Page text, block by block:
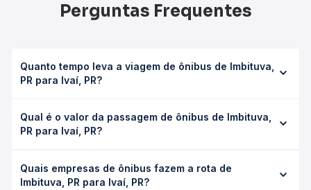
Perguntas Frequentes
Quanto tempo leva a viagem de ônibus de Imbituva,
PR para Ivaí, PR?
média 1h 15min, podendo variar conforme a viação, o tipo
de serviço (convencional, executivo ou leito) e as
opção na data desejada.
Qual é o valor da passagem de ônibus de Imbituva,
PR para Ivaí, PR?
PR custa em média R$ 20,07 e varia conforme a data da
viagem, a empresa, o tipo de poltrona e a antecedência
Quais empresas de ônibus fazem a rota de
Imbituva, PR para Ivaí, PR?